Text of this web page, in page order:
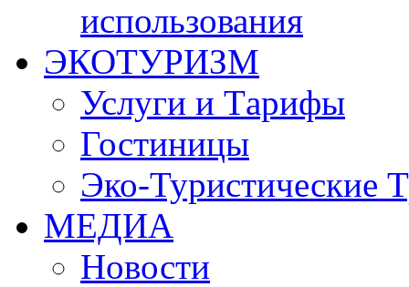
использования
ЭКОТУРИЗМ
Услуги и Tарифы
Гостиницы
Эко-Туристические
МЕДИА
Новости